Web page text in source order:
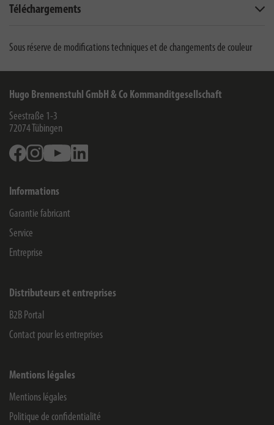
Téléchargements
Sous réserve de modifications techniques et de changements de couleur
Hugo Brennenstuhl GmbH & Co Kommanditgesellschaft
Seestraße 1-3
72074 Tübingen
FacebookInstagramYoutube
Informations
Garantie fabricant
Service
Entreprise
Distributeurs et entreprises
B2B Portal
Contact pour les entreprises
Mentions légales
Mentions légales
Politique de confidentialité